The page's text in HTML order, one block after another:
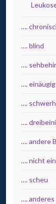
….
…. blind
….
…. einäugig
….
….
…. andere
…. nicht
…. scheu
…. anderes